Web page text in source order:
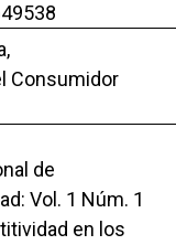
Consumidor
de
Vol. 1 Núm. 1
en los